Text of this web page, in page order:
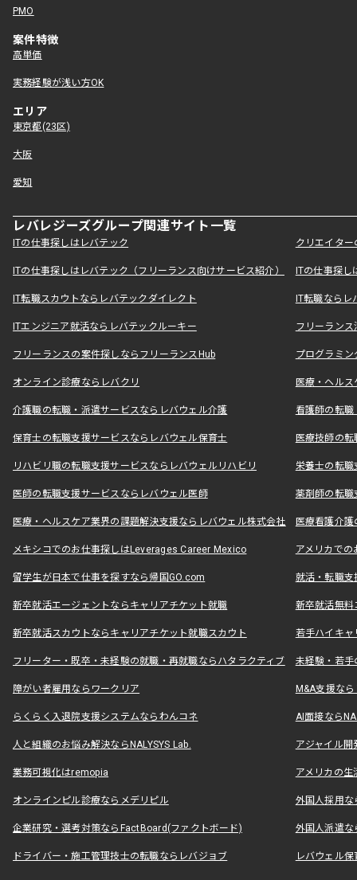
PMO
案件特徴
高単価
実務経験が浅い方OK
エリア
東京都(23区)
大阪
愛知
レバレジーズグループ関連サイト一覧
ITの仕事探しはレバテック クリエイタ
ITの仕事探しはレバテック（フリーランス向けサービス紹介） ITの仕事探
IT転職スカウトならレバテックダイレクト IT転職なら
ITエンジニア就活ならレバテックルーキー フリーラン
フリーランスの案件探しならフリーランスHub プログラミ
オンライン診療ならレバクリ 医療・ヘル
介護職の転職・派遣サービスならレバウェル介護 看護師の転
保育士の転職支援サービスならレバウェル保育士 医療技師の
リハビリ職の転職支援サービスならレバウェルリハビリ 栄養士の転
医師の転職支援サービスならレバウェル医師 薬剤師の転
医療・ヘルスケア業界の課題解決支援ならレバウェル株式会社 医療看護介
メキシコでのお仕事探しはLeverages Career Mexico アメリカで
留学生が日本で仕事を探すなら帰国GO.com 就活・転職
新卒就活エージェントならキャリアチケット就職 新卒就活無料
新卒就活スカウトならキャリアチケット就職スカウト 若手ハイキ
フリーター・既卒・未経験の就職・再就職ならハタラクティブ 未経験・若手
障がい者雇用ならワークリア M&A支援な
らくらく入退院支援システムならわんコネ AI面接なら
人と組織のお悩み解決ならNALYSYS Lab. アジャイル
業務可視化はremopia アメリカの
オンラインピル診療ならメデリピル 外国人採用
企業研究・選考対策ならFactBoard(ファクトボード) 外国人派遣な
ドライバー・施工管理技士の転職ならレバジョブ レバウェル